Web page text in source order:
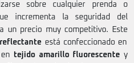
sobre cualquier prenda o
incrementa la seguridad del
un precio muy competitivo. Este
está confeccionado en
tejido amarillo fluorescente y